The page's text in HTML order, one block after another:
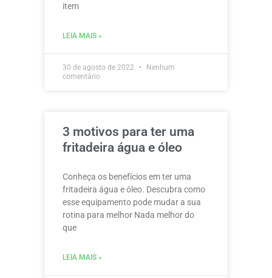
item
LEIA MAIS »
30 de agosto de 2022
Nenhum
comentário
3 motivos para ter uma
fritadeira água e óleo
Conheça os benefícios em ter uma
fritadeira água e óleo. Descubra como
esse equipamento pode mudar a sua
rotina para melhor Nada melhor do
que
LEIA MAIS »